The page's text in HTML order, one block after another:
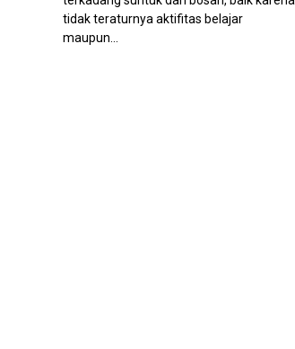
tidak teraturnya aktifitas belajar
maupun...